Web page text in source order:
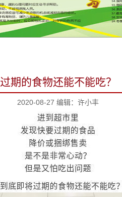
过期的食物还能不能吃？
2020-08-27 编辑：许小丰